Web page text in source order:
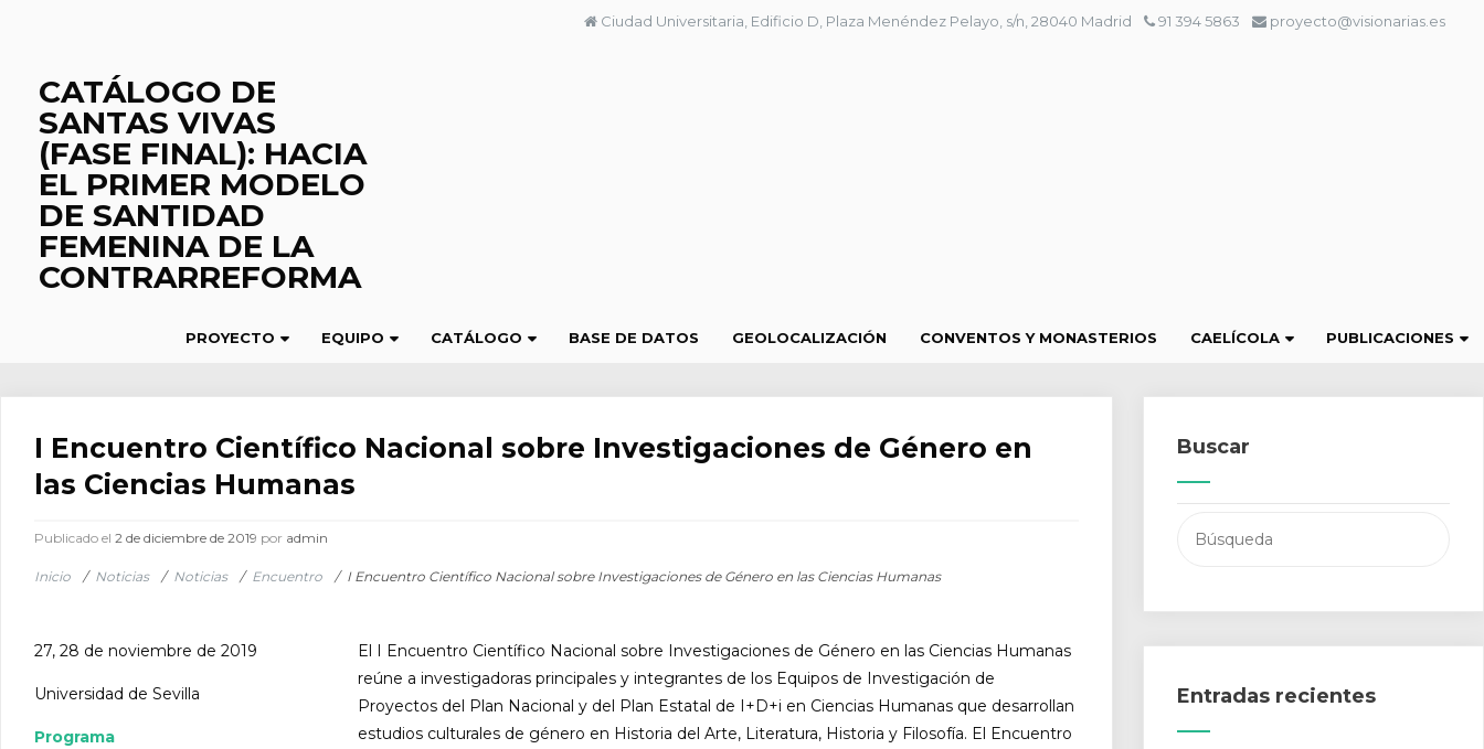
Ciudad Universitaria, Edificio D, Plaza Menéndez Pelayo, s/n, 28040 Madrid 91 394 5863 proyecto@visionarias.es
CATÁLOGO DE
SANTAS VIVAS
(FASE FINAL): HACIA
EL PRIMER MODELO
DE SANTIDAD
FEMENINA DE LA
CONTRARREFORMA
PROYECTO EQUIPO CATÁLOGO BASE DE DATOS GEOLOCALIZACIÓN CONVENTOS Y MONASTERIOS CAELÍCOLA PUBLICACIONES
I Encuentro Científico Nacional sobre Investigaciones de Género en
las Ciencias Humanas
Publicado el2 de diciembre de 2019 por admin
Inicio / Noticias / Noticias / Encuentro / I Encuentro Científico Nacional sobre Investigaciones de Género en las Ciencias Humanas
27, 28 de noviembre de 2019
Universidad de Sevilla
Programa
El I Encuentro Científico Nacional sobre Investigaciones de Género en las Ciencias Humanas
reúne a investigadoras principales y integrantes de los Equipos de Investigación de
Proyectos del Plan Nacional y del Plan Estatal de I+D+i en Ciencias Humanas que desarrollan
estudios culturales de género en Historia del Arte, Literatura, Historia y Filosofía. El Encuentro
Buscar
Entradas recientes